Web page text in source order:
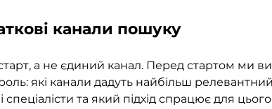
канали пошуку
а не єдиний канал. Перед стартом ми
які канали дадуть найбільш релевантний
та який підхід спрацює для